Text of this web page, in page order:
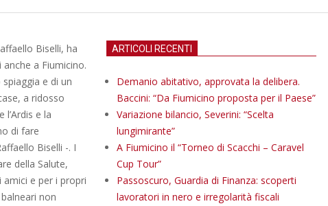
Biselli, ha
a Fiumicino.
e di un
a ridosso
e la
di fare
Biselli -. I
della Salute,
amici e per i propri
non
ARTICOLI RECENTI
Demanio abitativo, approvata la delibera.
Baccini: “Da Fiumicino proposta per il Paese”
Variazione bilancio, Severini: “Scelta
lungimirante”
A Fiumicino il “Torneo di Scacchi – Caravel
Cup Tour”
Passoscuro, Guardia di Finanza: scoperti
lavoratori in nero e irregolarità fiscali